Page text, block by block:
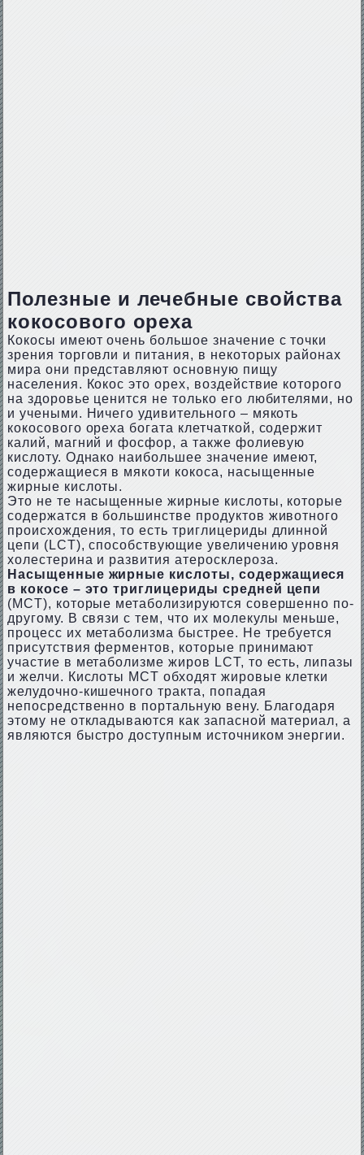
Полезные и лечебные свойства
кокосового ореха
Кокосы имеют очень большое значение с точки
зрения торговли и питания, в некоторых районах
мира они представляют основную пищу
населения. Кокос это орех, воздействие которого
на здоровье ценится не только его любителями, но
и учеными. Ничего удивительного – мякоть
кокосового ореха богата клетчаткой, содержит
калий, магний и фосфор, а также фолиевую
кислоту. Однако наибольшее значение имеют,
содержащиеся в мякоти кокоса, насыщенные
жирные кислоты.
Это не те насыщенные жирные кислоты, которые
содержатся в большинстве продуктов животного
происхождения, то есть триглицериды длинной
цепи (LCT), способствующие увеличению уровня
холестерина и развития атеросклероза.
Насыщенные жирные кислоты, содержащиеся
в кокосе – это триглицериды средней цепи
(MCT), которые метаболизируются совершенно по-
другому. В связи с тем, что их молекулы меньше,
процесс их метаболизма быстрее. Не требуется
присутствия ферментов, которые принимают
участие в метаболизме жиров LCT, то есть, липазы
и желчи. Кислоты MCT обходят жировые клетки
желудочно-кишечного тракта, попадая
непосредственно в портальную вену. Благодаря
этому не откладываются как запасной материал, а
являются быстро доступным источником энергии.